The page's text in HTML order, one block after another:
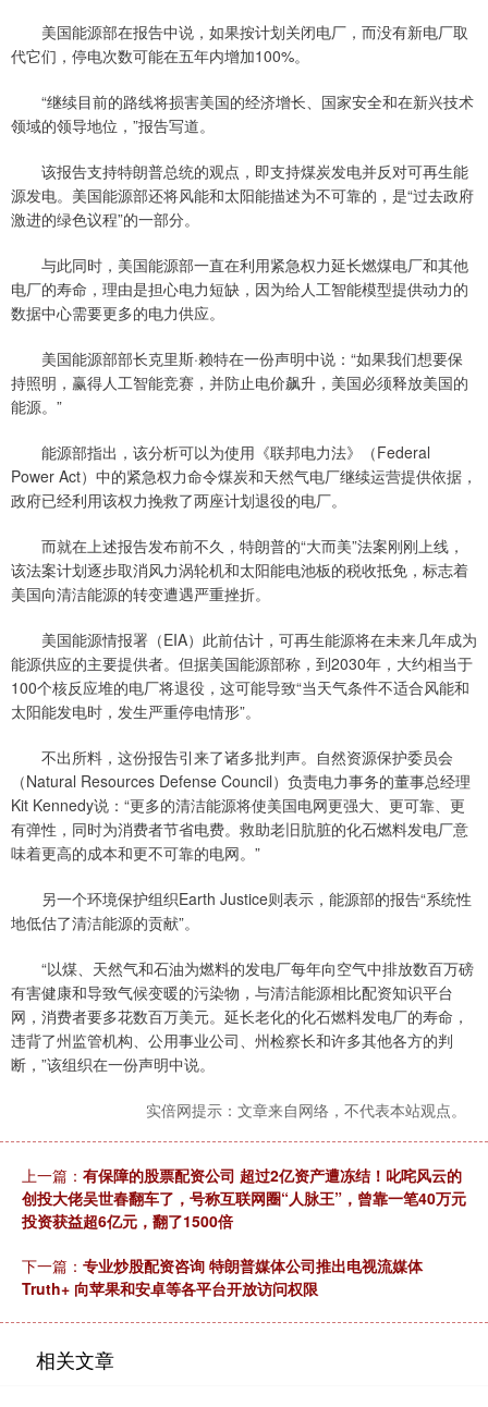
美国能源部在报告中说，如果按计划关闭电厂，而没有新电厂取
代它们，停电次数可能在五年内增加100%。
“继续目前的路线将损害美国的经济增长、国家安全和在新兴技术
领域的领导地位，”报告写道。
该报告支持特朗普总统的观点，即支持煤炭发电并反对可再生能
源发电。美国能源部还将风能和太阳能描述为不可靠的，是“过去政府
激进的绿色议程”的一部分。
与此同时，美国能源部一直在利用紧急权力延长燃煤电厂和其他
电厂的寿命，理由是担心电力短缺，因为给人工智能模型提供动力的
数据中心需要更多的电力供应。
美国能源部部长克里斯·赖特在一份声明中说：“如果我们想要保
持照明，赢得人工智能竞赛，并防止电价飙升，美国必须释放美国的
能源。”
能源部指出，该分析可以为使用《联邦电力法》（Federal
Power Act）中的紧急权力命令煤炭和天然气电厂继续运营提供依据，
政府已经利用该权力挽救了两座计划退役的电厂。
而就在上述报告发布前不久，特朗普的“大而美”法案刚刚上线，
该法案计划逐步取消风力涡轮机和太阳能电池板的税收抵免，标志着
美国向清洁能源的转变遭遇严重挫折。
美国能源情报署（EIA）此前估计，可再生能源将在未来几年成为
能源供应的主要提供者。但据美国能源部称，到2030年，大约相当于
100个核反应堆的电厂将退役，这可能导致“当天气条件不适合风能和
太阳能发电时，发生严重停电情形”。
不出所料，这份报告引来了诸多批判声。自然资源保护委员会
（Natural Resources Defense Council）负责电力事务的董事总经理
Kit Kennedy说：“更多的清洁能源将使美国电网更强大、更可靠、更
有弹性，同时为消费者节省电费。救助老旧肮脏的化石燃料发电厂意
味着更高的成本和更不可靠的电网。”
另一个环境保护组织Earth Justice则表示，能源部的报告“系统性
地低估了清洁能源的贡献”。
“以煤、天然气和石油为燃料的发电厂每年向空气中排放数百万磅
有害健康和导致气候变暖的污染物，与清洁能源相比配资知识平台
网，消费者要多花数百万美元。延长老化的化石燃料发电厂的寿命，
违背了州监管机构、公用事业公司、州检察长和许多其他各方的判
断，”该组织在一份声明中说。
实倍网提示：文章来自网络，不代表本站观点。
上一篇： 有保障的股票配资公司 超过2亿资产遭冻结！叱咤风云的
创投大佬吴世春翻车了，号称互联网圈“人脉王”，曾靠一笔40万元
投资获益超6亿元，翻了1500倍
下一篇： 专业炒股配资咨询 特朗普媒体公司推出电视流媒体
Truth+ 向苹果和安卓等各平台开放访问权限
相关文章